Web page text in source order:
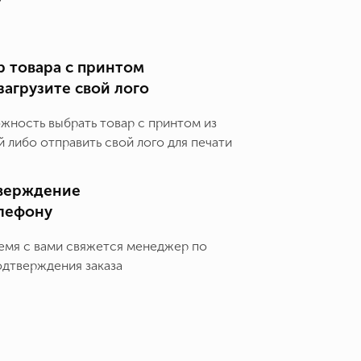
товара с принтом
свой лого
выбрать товар с принтом из
либо отправить свой лого для печати
с вами свяжется менеджер по
заказа